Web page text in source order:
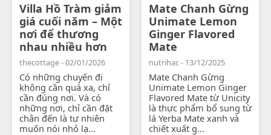
Villa Hồ Tràm giảm
giá cuối năm – Một
nơi để thương
nhau nhiều hơn
thecottage - 02/01/2026
Có những chuyến đi
không cần quá xa, chỉ
cần đúng nơi. Và có
những nơi, chỉ cần đặt
chân đến là tự nhiên
muốn nói nhỏ lạ...
Mate Chanh Gừng
Unimate Lemon
Ginger Flavored
Mate
nutrihac - 13/12/2025
Mate Chanh Gừng
Unimate Lemon Ginger
Flavored Mate từ Unicity
là thực phẩm bổ sung từ
lá Yerba Mate xanh và
chiết xuất g...